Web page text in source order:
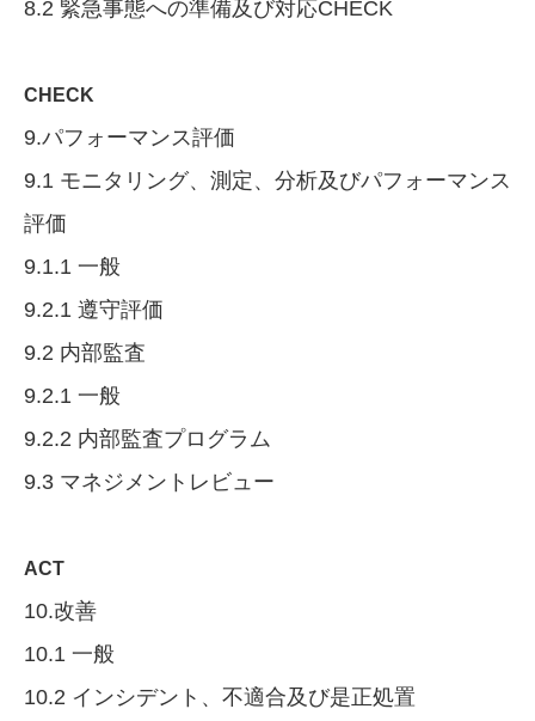
8.2 緊急事態への準備及び対応CHECK
CHECK
9.パフォーマンス評価
9.1 モニタリング、測定、分析及びパフォーマンス
評価
9.1.1 一般
9.2.1 遵守評価
9.2 内部監査
9.2.1 一般
9.2.2 内部監査プログラム
9.3 マネジメントレビュー
ACT
10.改善
10.1 一般
10.2 インシデント、不適合及び是正処置